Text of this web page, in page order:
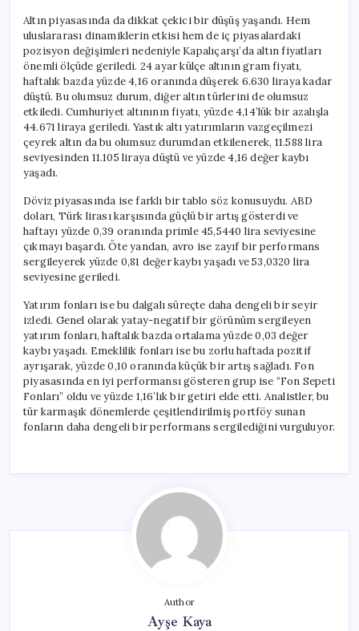
Altın piyasasında da dikkat çekici bir düşüş yaşandı. Hem
uluslararası dinamiklerin etkisi hem de iç piyasalardaki
pozisyon değişimleri nedeniyle Kapalıçarşı’da altın fiyatları
önemli ölçüde geriledi. 24 ayar külçe altının gram fiyatı,
haftalık bazda yüzde 4,16 oranında düşerek 6.630 liraya kadar
düştü. Bu olumsuz durum, diğer altın türlerini de olumsuz
etkiledi. Cumhuriyet altınının fiyatı, yüzde 4,14’lük bir azalışla
44.671 liraya geriledi. Yastık altı yatırımların vazgeçilmezi
çeyrek altın da bu olumsuz durumdan etkilenerek, 11.588 lira
seviyesinden 11.105 liraya düştü ve yüzde 4,16 değer kaybı
yaşadı.
Döviz piyasasında ise farklı bir tablo söz konusuydu. ABD
doları, Türk lirası karşısında güçlü bir artış gösterdi ve
haftayı yüzde 0,39 oranında primle 45,5440 lira seviyesine
çıkmayı başardı. Öte yandan, avro ise zayıf bir performans
sergileyerek yüzde 0,81 değer kaybı yaşadı ve 53,0320 lira
seviyesine geriledi.
Yatırım fonları ise bu dalgalı süreçte daha dengeli bir seyir
izledi. Genel olarak yatay-negatif bir görünüm sergileyen
yatırım fonları, haftalık bazda ortalama yüzde 0,03 değer
kaybı yaşadı. Emeklilik fonları ise bu zorlu haftada pozitif
ayrışarak, yüzde 0,10 oranında küçük bir artış sağladı. Fon
piyasasında en iyi performansı gösteren grup ise “Fon Sepeti
Fonları” oldu ve yüzde 1,16’lık bir getiri elde etti. Analistler, bu
tür karmaşık dönemlerde çeşitlendirilmiş portföy sunan
fonların daha dengeli bir performans sergilediğini vurguluyor.
Author
Ayşe Kaya